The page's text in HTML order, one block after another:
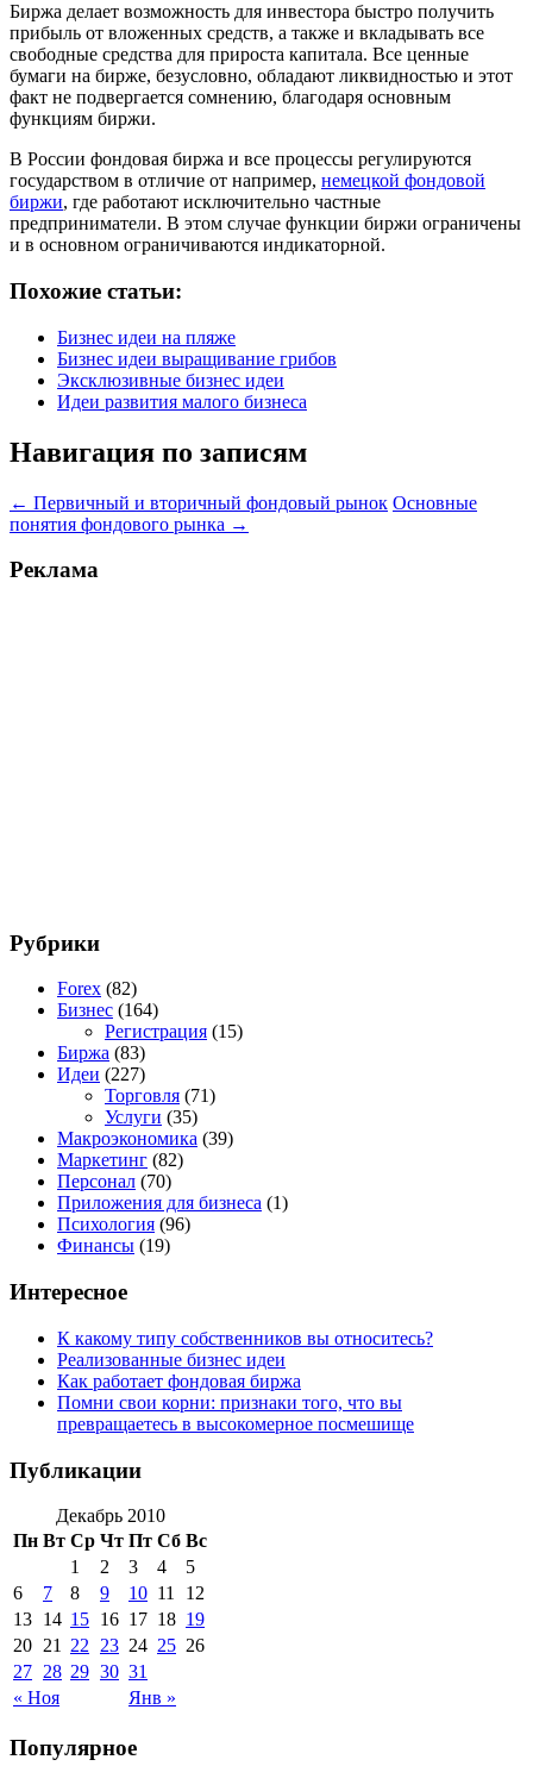
Биржа делает возможность для инвестора быстро получить
прибыль от вложенных средств, а также и вкладывать все
свободные средства для прироста капитала. Все ценные
бумаги на бирже, безусловно, обладают ликвидностью и этот
факт не подвергается сомнению, благодаря основным
функциям биржи.
В России фондовая биржа и все процессы регулируются
государством в отличие от например, немецкой фондовой
биржи, где работают исключительно частные
предприниматели. В этом случае функции биржи ограничены
и в основном ограничиваются индикаторной.
Похожие статьи:
Бизнес идеи на пляже
Бизнес идеи выращивание грибов
Эксклюзивные бизнес идеи
Идеи развития малого бизнеса
Навигация по записям
← Первичный и вторичный фондовый рынок Основные
понятия фондового рынка →
Реклама
Рубрики
Forex (82)
Бизнес (164)
Регистрация (15)
Биржа (83)
Идеи (227)
Торговля (71)
Услуги (35)
Макроэкономика (39)
Маркетинг (82)
Персонал (70)
Приложения для бизнеса (1)
Психология (96)
Финансы (19)
Интересное
К какому типу собственников вы относитесь?
Реализованные бизнес идеи
Как работает фондовая биржа
Помни свои корни: признаки того, что вы
превращаетесь в высокомерное посмешище
Публикации
Декабрь 2010
Пн Вт Ср Чт Пт Сб Вс
« Ноя Янв »
1 2 3 4
5
6
7 8 9 10 11
12
13 14 15 16 17 18 19
20 21 22 23 24 25 26
27 28 29 30 31
Популярное